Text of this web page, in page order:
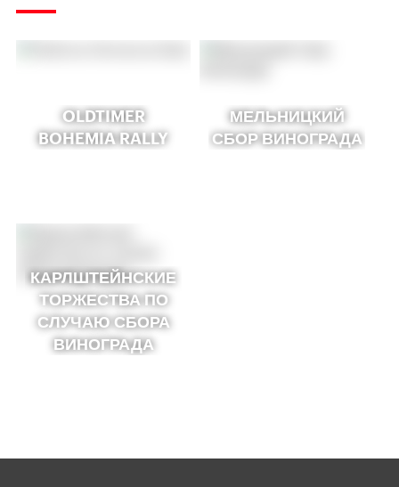
OLDTIMER
BOHEMIA RALLY
МЕЛЬНИЦКИЙ
СБОР ВИНОГРАДА
КАРЛШТЕЙНСКИЕ
ТОРЖЕСТВА ПО
СЛУЧАЮ СБОРА
ВИНОГРАДА